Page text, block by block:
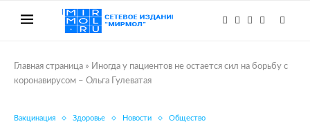
Главная страница » Иногда у пациентов не остается сил на борьбу с
коронавирусом – Ольга Гулеватая
Вакцинация Здоровье Новости Общество